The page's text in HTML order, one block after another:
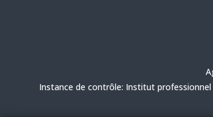
Instance de contrôle: Institut professionnel